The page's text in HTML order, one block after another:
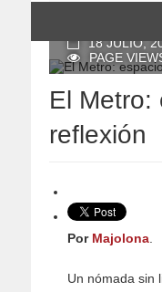
18 JULIO,
PAGE
El Metro:
reflexión
Por Majolona
Un nómada sin